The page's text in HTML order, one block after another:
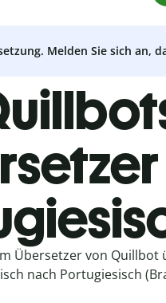
Melden Sie sich
Übersetzer von Quillbot
nach Portugiesisch